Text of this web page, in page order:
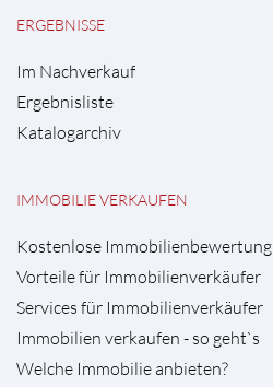
ERGEBNISSE
Im Nachverkauf
Ergebnisliste
Katalogarchiv
IMMOBILIE VERKAUFEN
Kostenlose Immobilienbewertung
Vorteile für Immobilienverkäufer
Services für Immobilienverkäufer
Immobilien verkaufen - so geht`s
Welche Immobilie anbieten?